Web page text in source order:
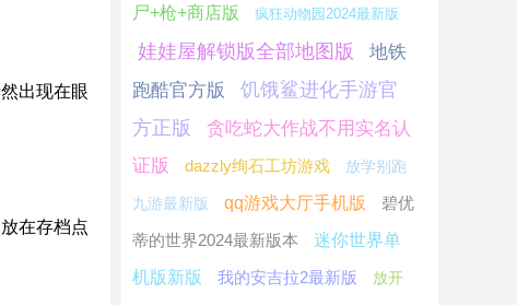
出现在眼
在存档点
尸+枪+商店版
疯狂动物园2024最新版
娃娃屋解锁版全部地图版
地铁
跑酷官方版
饥饿鲨进化手游官
方正版
贪吃蛇大作战不用实名认
证版
dazzly绚石工坊游戏 放学别跑
九游最新版 qq游戏大厅手机版
碧优
蒂的世界2024最新版本
迷你世界单
机版新版
我的安吉拉2最新版 放开